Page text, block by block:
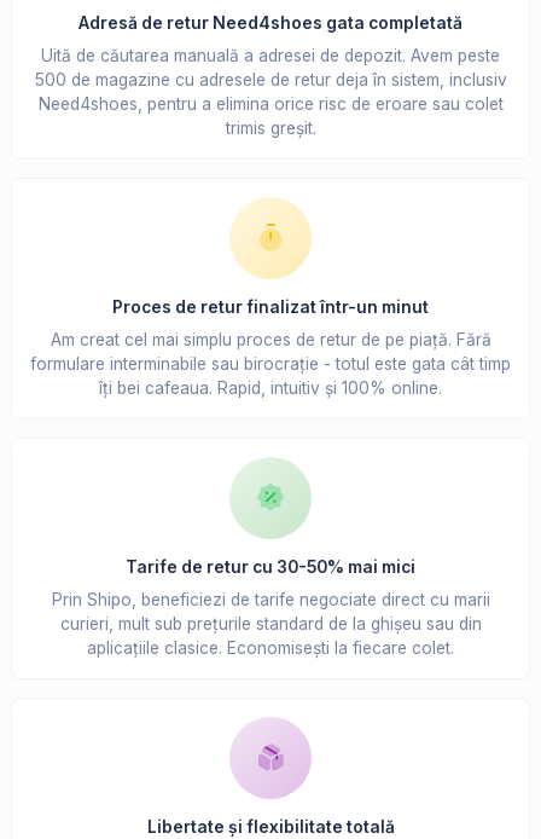
Adresă de retur Need4shoes gata completată
Uită de căutarea manuală a adresei de depozit. Avem peste
500 de magazine cu adresele de retur deja în sistem, inclusiv
Need4shoes, pentru a elimina orice risc de eroare sau colet
trimis greșit.
Proces de retur finalizat într-un minut
Am creat cel mai simplu proces de retur de pe piață. Fără
formulare interminabile sau birocrație - totul este gata cât timp
îți bei cafeaua. Rapid, intuitiv și 100% online.
Tarife de retur cu 30-50% mai mici
Prin Shipo, beneficiezi de tarife negociate direct cu marii
curieri, mult sub prețurile standard de la ghișeu sau din
aplicațiile clasice. Economisești la fiecare colet.
Libertate și flexibilitate totală